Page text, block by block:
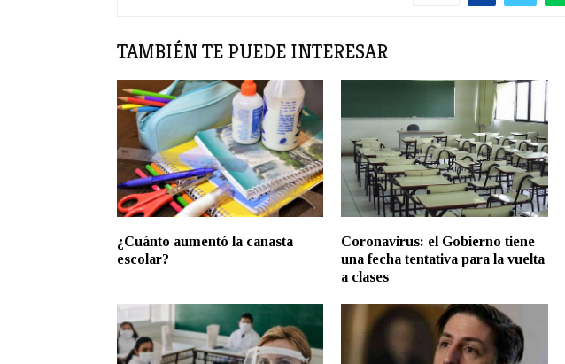
TAMBIÉN TE PUEDE INTERESAR
¿Cuánto aumentó la canasta
escolar?
Coronavirus: el Gobierno tiene
una fecha tentativa para la vuelta
a clases